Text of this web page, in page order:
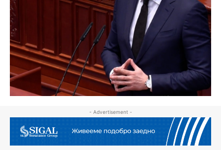
- Advertisement -